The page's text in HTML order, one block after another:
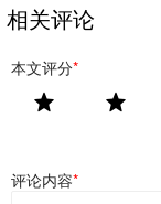
相关评论
本文评分*
评论内容*